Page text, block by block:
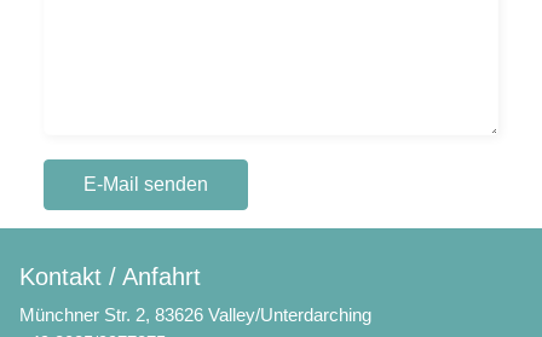
E-Mail senden
Kontakt / Anfahrt
Münchner Str. 2, 83626 Valley/Unterdarching